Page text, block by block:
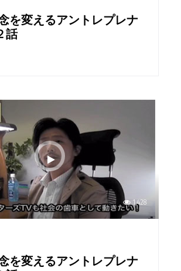
を変えるアントレプレナ
話
1,428
を変えるアントレプレナ